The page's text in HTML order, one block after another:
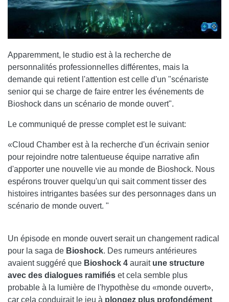
Apparemment, le studio est à la recherche de
personnalités professionnelles différentes, mais la
demande qui retient l'attention est celle d'un "scénariste
senior qui se charge de faire entrer les événements de
Bioshock dans un scénario de monde ouvert".
Le communiqué de presse complet est le suivant:
«Cloud Chamber est à la recherche d'un écrivain senior
pour rejoindre notre talentueuse équipe narrative afin
d'apporter une nouvelle vie au monde de Bioshock. Nous
espérons trouver quelqu'un qui sait comment tisser des
histoires intrigantes basées sur des personnages dans un
scénario de monde ouvert. "
Un épisode en monde ouvert serait un changement radical
pour la saga de Bioshock. Des rumeurs antérieures
avaient suggéré que Bioshock 4 aurait une structure
avec des dialogues ramifiés et cela semble plus
probable à la lumière de l'hypothèse du «monde ouvert»,
car cela conduirait le jeu à plongez plus profondément